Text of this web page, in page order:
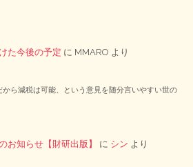
た今後の予定 に MMARO より
ら減税は可能、という意見を随分言いやすい世の
お知らせ【財研出版】 に シン より